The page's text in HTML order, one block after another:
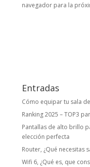
navegador para la
Entradas
Cómo equipar tu sala
Ranking 2025 – TOP3
Pantallas de alto brillo
elección perfecta
Router, ¿Qué necesitas
Wifi 6, ¿Qué es, que